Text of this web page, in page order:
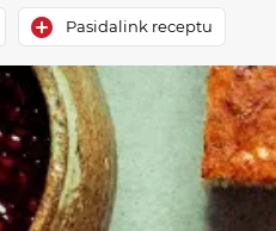
Pasidalink receptu